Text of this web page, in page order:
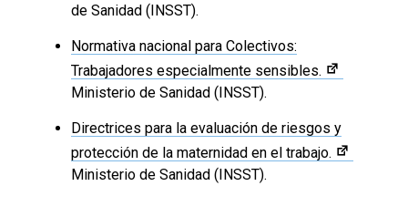
de Sanidad (INSST).
Normativa nacional para Colectivos:
Trabajadores especialmente sensibles.
Ministerio de Sanidad (INSST).
Directrices para la evaluación de riesgos y
protección de la maternidad en el trabajo.
Ministerio de Sanidad (INSST).